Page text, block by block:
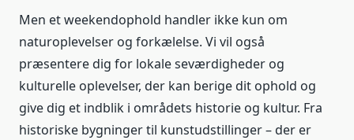
Men et weekendophold handler ikke kun om
naturoplevelser og forkælelse. Vi vil også
præsentere dig for lokale seværdigheder og
kulturelle oplevelser, der kan berige dit ophold og
give dig et indblik i områdets historie og kultur. Fra
historiske bygninger til kunstudstillinger – der er